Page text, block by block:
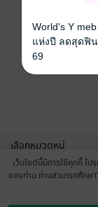
เลือกหมวดหมู่
บริการช่วยเหลือ
เว็บไซต์นี้มีการใช้คุกกี้ โ
ของท่าน ท่านสามารถศึกษ
World's Y
แห่งปี ลดสุดฟิน
69